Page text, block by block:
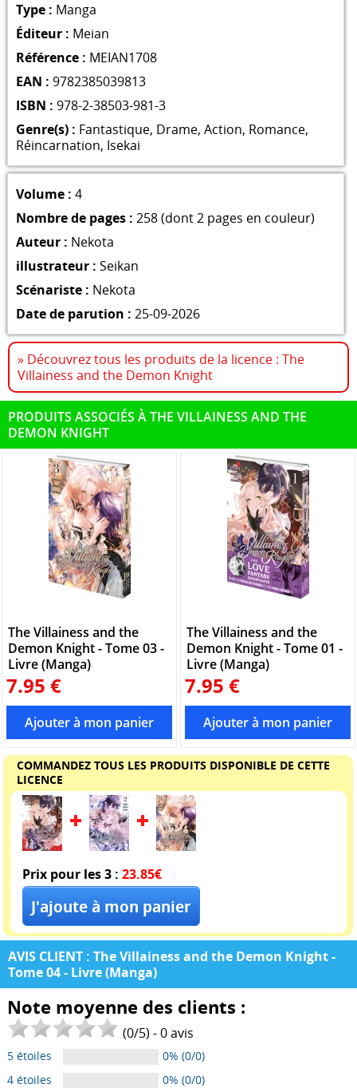
Type : Manga
Éditeur : Meian
Référence : MEIAN1708
EAN : 9782385039813
ISBN : 978-2-38503-981-3
Genre(s) : Fantastique, Drame, Action, Romance,
Réincarnation, Isekai
Volume : 4
Nombre de pages : 258 (dont 2 pages en couleur)
Auteur : Nekota
illustrateur : Seikan
Scénariste : Nekota
Date de parution : 25-09-2026
» Découvrez tous les produits de la licence : The
Villainess and the Demon Knight
PRODUITS ASSOCIÉS À THE VILLAINESS AND THE
DEMON KNIGHT
The Villainess and the
Demon Knight - Tome 03 -
Livre (Manga)
7.95 €
The Villainess and the
Demon Knight - Tome 01 -
Livre (Manga)
7.95 €
COMMANDEZ TOUS LES PRODUITS DISPONIBLE DE CETTE
LICENCE
Prix pour les 3 : 23.85€
AVIS CLIENT : The Villainess and the Demon Knight -
Tome 04 - Livre (Manga)
Note moyenne des clients :
(0/5) -0avis
5 étoiles
0% (0/0)
4 étoiles
0% (0/0)